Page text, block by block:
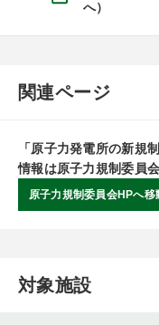
へ）
関連ページ
「原子力発電所の新規
情報は原子力規制委員
原子力規制委員会HPへ移
対象施設